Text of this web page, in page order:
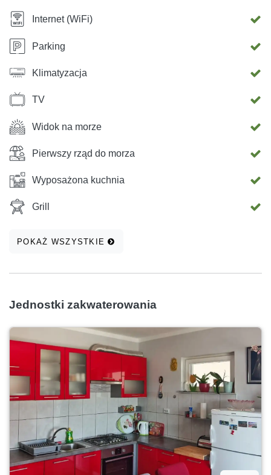
Internet (WiFi)
Parking
Klimatyzacja
TV
Widok na morze
Pierwszy rząd do morza
Wyposażona kuchnia
Grill
POKAŻ WSZYSTKIE
Jednostki zakwaterowania